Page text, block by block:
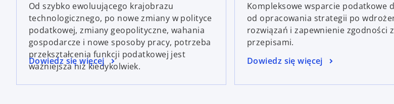
Od szybko ewoluującego krajobrazu
technologicznego, po nowe zmiany w polityce
podatkowej, zmiany geopolityczne, wahania
gospodarcze i nowe sposoby pracy, potrzeba
przekształcenia funkcji podatkowej jest
ważniejsza niż kiedykolwiek.
Dowiedz się więcej
Kompleksowe wsparcie podatkowe
od opracowania strategii po
rozwiązań i zapewnienie zgodności z
przepisami.
Dowiedz się więcej